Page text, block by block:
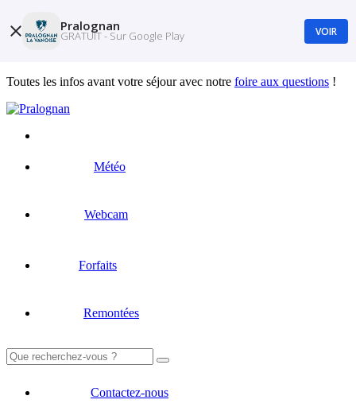
Toutes les infos avant votre séjour avec notre foire aux questions !
Météo
Webcam
Forfaits
Remontées
Rechercher :
Contactez-nous
Pralognan
GRATUIT - Sur Google Play VOIR